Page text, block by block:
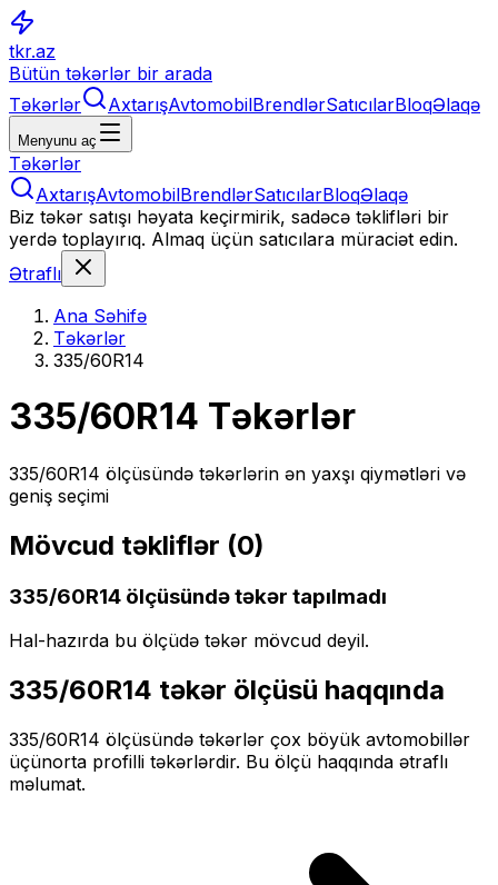
tkr.az
Bütün təkərlər bir arada
Təkərlər
AxtarışAvtomobilBrendlərSatıcılarBloqƏlaqə
Menyunu aç
Təkərlər
AxtarışAvtomobilBrendlərSatıcılarBloqƏlaqə
Biz təkər satışı həyata keçirmirik, sadəcə təklifləri bir
yerdə toplayırıq. Almaq üçün satıcılara müraciət edin.
Ətraflı
Ana Səhifə
Təkərlər
335/60R14
335/60R14 Təkərlər
335/60R14 ölçüsündə təkərlərin ən yaxşı qiymətləri və
geniş seçimi
Mövcud təkliflər (0)
335/60R14 ölçüsündə təkər tapılmadı
Hal-hazırda bu ölçüdə təkər mövcud deyil.
335/60R14 təkər ölçüsü haqqında
335/60R14 ölçüsündə təkərlər çox böyük avtomobillər
üçünorta profilli təkərlərdir. Bu ölçü haqqında ətraflı
məlumat.